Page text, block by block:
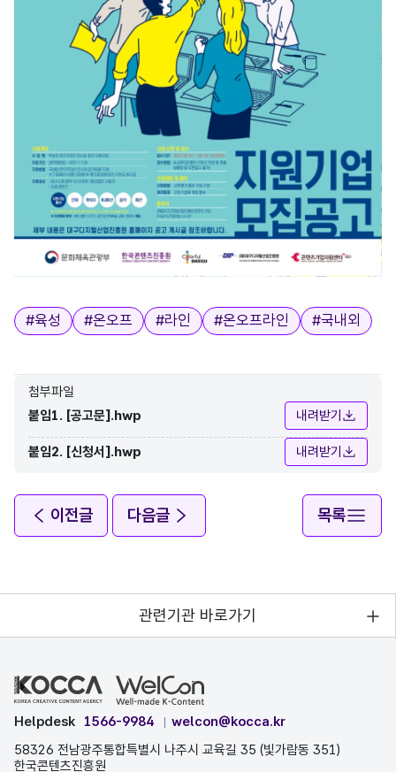
태그
#육성 #온오프 #라인 #온오프라인 #국내외
첨부파일
붙임1. [공고문].hwp
내려받기
붙임2. [신청서].hwp 내려받기
이전글 다음글 목록
관련기관 바로가기
Helpdesk 1566-9984
welcon@kocca.kr
58326 전남광주통합특별시 나주시 교육길 35 (빛가람동 351)
한국콘텐츠진흥원